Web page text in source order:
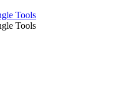
Tools
Tools